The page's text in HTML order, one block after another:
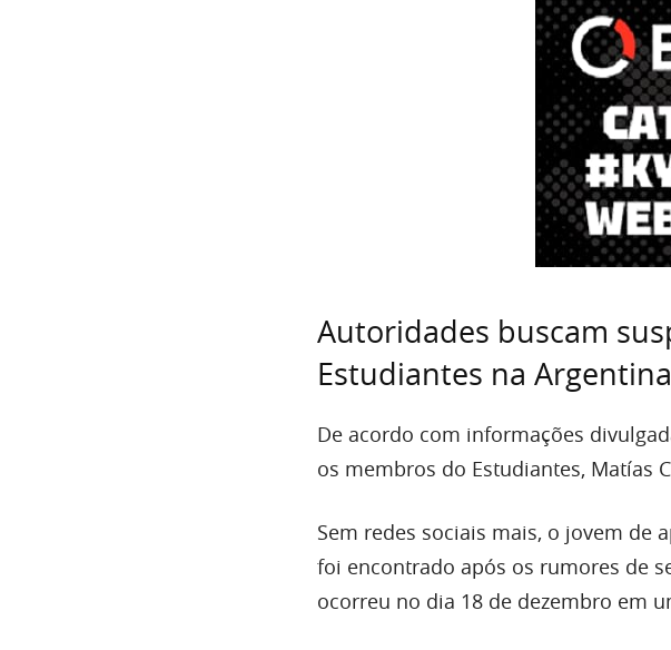
Autoridades buscam
Estudiantes na
De acordo com informações
os membros do Estudiantes, Matías
Sem redes sociais mais, o jovem de
foi encontrado após os rumores de
ocorreu no dia 18 de dezembro em